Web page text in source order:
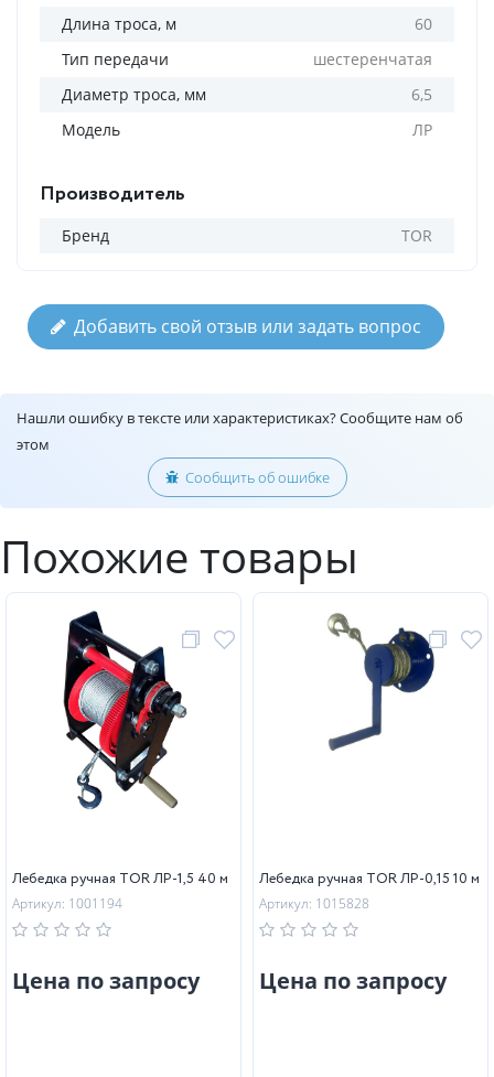
Длина троса, м
60
Тип передачи
шестеренчатая
Диаметр троса, мм
6,5
Модель
ЛР
Производитель
Бренд TOR
Добавить свой отзыв или задать вопрос
Нашли ошибку в тексте или характеристиках? Сообщите нам об
этом
Сообщить об ошибке
Похожие товары
Лебедка ручная TOR ЛР-1,5 40 м
Артикул: 1001194
Цена по запросу
Лебедка ручная TOR ЛР-0,15 10 м
Артикул: 1015828
Цена по запросу